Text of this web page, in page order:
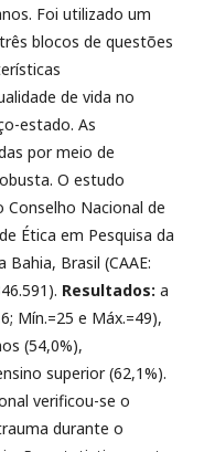
Foi utilizado um
blocos de questões
de vida no
estado. As
por meio de
O estudo
Conselho Nacional de
Ética em Pesquisa da
Brasil (CAAE:
Resultados: a
Mín.=25 e Máx.=49),
(54,0%),
superior (62,1%).
verificou-se o
durante o